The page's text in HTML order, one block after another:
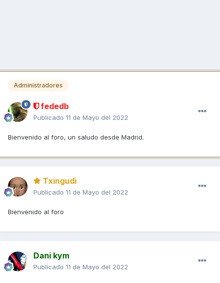
Administradores
fededb
Publicado 11 de Mayo del 2022
Bienvenido al foro, un saludo desde Madrid.
Txingudi
Publicado 11 de Mayo del 2022
Bienvenido al foro
Dani kym
Publicado 11 de Mayo del 2022